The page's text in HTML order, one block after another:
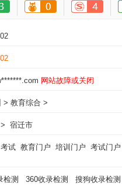
网站故障或关闭
> 教育综合 >
> 宿迁市
考试 教育门户 培训门户 考试门户
检测 360收录检测 搜狗收录检测